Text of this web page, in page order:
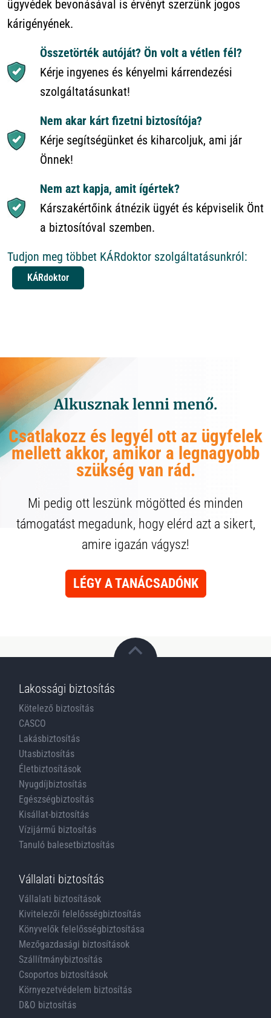
ügyvédek bevonásával is érvényt szerzünk jogos
kárigényének.
Összetörték autóját? Ön volt a vétlen fél?
Kérje ingyenes és kényelmi kárrendezési
szolgáltatásunkat!
Nem akar kárt fizetni biztosítója?
Kérje segítségünket és kiharcoljuk, ami jár
Önnek!
Nem azt kapja, amit ígértek?
Kárszakértőink átnézik ügyét és képviselik Önt
a biztosítóval szemben.
Tudjon meg többet KÁRdoktor szolgáltatásunkról:
KÁRdoktor
Alkusznak lenni menő.
Csatlakozz és legyél ott az ügyfelek
mellett akkor, amikor a legnagyobb
szükség van rád.
Mi pedig ott leszünk mögötted és minden
támogatást megadunk, hogy elérd azt a sikert,
amire igazán vágysz!
LÉGY A TANÁCSADÓNK
Lakossági biztosítás
Kötelező biztosítás
CASCO
Lakásbiztosítás
Utasbiztosítás
Életbiztosítások
Nyugdíjbiztosítás
Egészségbiztosítás
Kisállat-biztosítás
Vízijármű biztosítás
Tanuló balesetbiztosítás
Vállalati biztosítás
Vállalati biztosítások
Kivitelezői felelősségbiztosítás
Könyvelők felelősségbiztosítása
Mezőgazdasági biztosítások
Szállítmánybiztosítás
Csoportos biztosítások
Környezetvédelem biztosítás
D&O biztosítás